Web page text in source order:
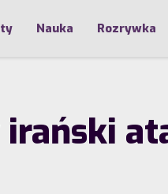
Nauka Rozrywka